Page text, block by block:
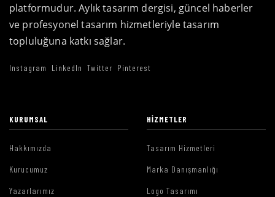
platformudur. Aylık tasarım dergisi, güncel haberler
ve profesyonel tasarım hizmetleriyle tasarım
topluluğuna katkı sağlar.
Instagram LinkedIn Twitter Pinterest
KURUMSAL
Hakkımızda
Kurucumuz
Yazarlarımız
HIZMETLER
Tasarım Hizmetleri
Marka Danışmanlığı
Logo Tasarımı